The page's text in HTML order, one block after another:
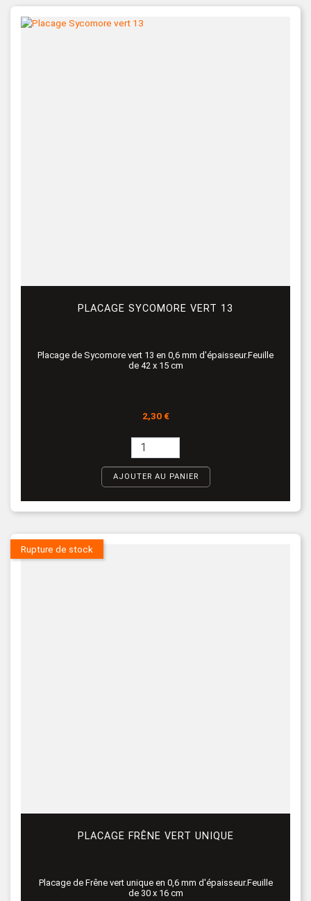
PLACAGE SYCOMORE VERT 13
Placage de Sycomore vert 13 en 0,6 mm d'épaisseur.Feuille
de 42 x 15 cm
Prix
2,30 €
AJOUTER AU PANIER
PLACAGE FRÊNE VERT UNIQUE
Placage de Frêne vert unique en 0,6 mm d'épaisseur.Feuille
de 30 x 16 cm
Rupture de stock